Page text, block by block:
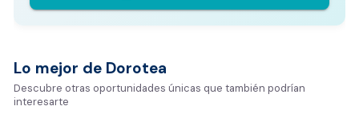
Análisis basado en datos reales:
Tiempo promedio de venta en la zona
Rango de precios de arriendo en el sector
Lo mejor de Dorotea
Descubre otras oportunidades únicas que también podrían
interesarte